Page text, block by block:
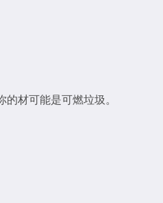
的材可能是可燃垃圾。